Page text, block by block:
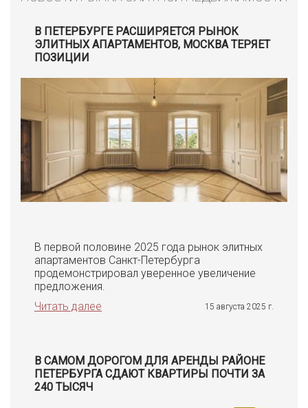
В ПЕТЕРБУРГЕ РАСШИРЯЕТСЯ РЫНОК
ЭЛИТНЫХ АПАРТАМЕНТОВ, МОСКВА ТЕРЯЕТ
ПОЗИЦИИ
В первой половине 2025 года рынок элитных
апартаментов Санкт-Петербурга
продемонстрировал уверенное увеличение
предложения.
Читать далее
15 августа 2025 г.
В САМОМ ДОРОГОМ ДЛЯ АРЕНДЫ РАЙОНЕ
ПЕТЕРБУРГА СДАЮТ КВАРТИРЫ ПОЧТИ ЗА
240 ТЫСЯЧ